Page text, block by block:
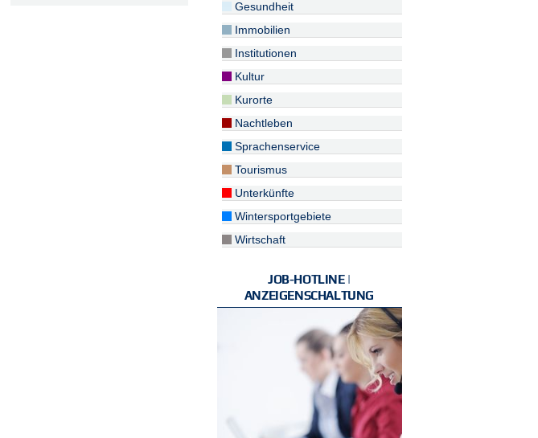
Gesundheit
Immobilien
Institutionen
Kultur
Kurorte
Nachtleben
Sprachenservice
Tourismus
Unterkünfte
Wintersportgebiete
Wirtschaft
JOB-HOTLINE |
ANZEIGENSCHALTUNG